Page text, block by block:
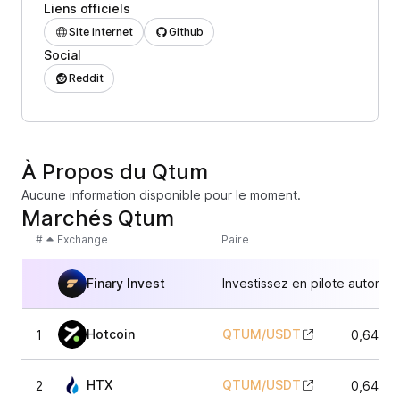
Liens officiels
Site internet Github
Social
Reddit
À Propos du Qtum
Aucune information disponible pour le moment.
Marchés Qtum
# Exchange Paire
Finary Invest Investissez en pilote
1 Hotcoin QTUM/USDT
2 HTX QTUM/USDT